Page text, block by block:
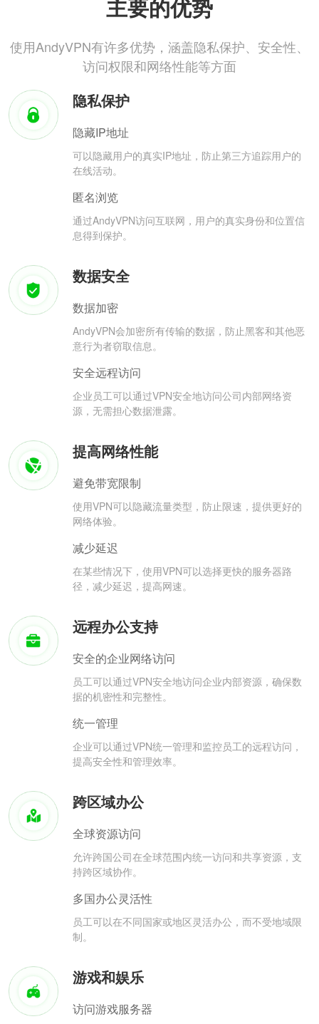
主要的优势
使用AndyVPN有许多优势，涵盖隐私保护、安全性、
访问权限和网络性能等方面
隐私保护
隐藏IP地址
可以隐藏用户的真实IP地址，防止第三方追踪用户的
在线活动。
匿名浏览
通过AndyVPN访问互联网，用户的真实身份和位置信
息得到保护。
数据安全
数据加密
AndyVPN会加密所有传输的数据，防止黑客和其他恶
意行为者窃取信息。
安全远程访问
企业员工可以通过VPN安全地访问公司内部网络资
源，无需担心数据泄露。
提高网络性能
避免带宽限制
使用VPN可以隐藏流量类型，防止限速，提供更好的
网络体验。
减少延迟
在某些情况下，使用VPN可以选择更快的服务器路
径，减少延迟，提高网速。
远程办公支持
安全的企业网络访问
员工可以通过VPN安全地访问企业内部资源，确保数
据的机密性和完整性。
统一管理
企业可以通过VPN统一管理和监控员工的远程访问，
提高安全性和管理效率。
跨区域办公
全球资源访问
允许跨国公司在全球范围内统一访问和共享资源，支
持跨区域协作。
多国办公灵活性
员工可以在不同国家或地区灵活办公，而不受地域限
制。
游戏和娱乐
访问游戏服务器